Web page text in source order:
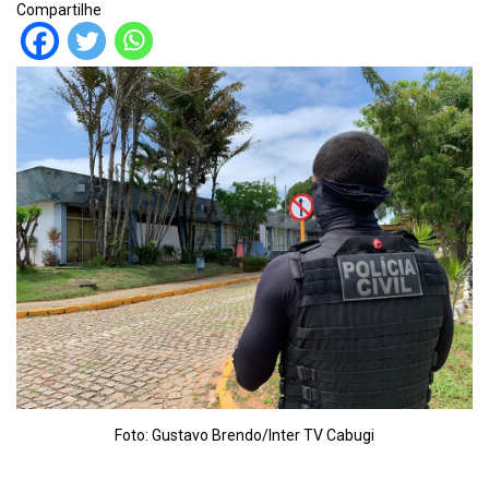
Compartilhe
Foto: Gustavo Brendo/Inter TV Cabugi